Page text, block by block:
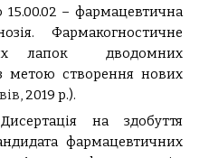
15.00.02 – фармацевтична
Фармакогностичне
лапок дводомних
метою створення нових
ів, 2019 р.).
Дисертація на здобуття
фармацевтичних